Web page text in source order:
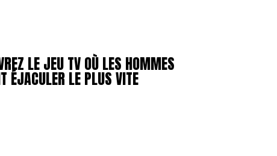
LE JEU TV OÙ LES HOMMES
ÉJACULER LE PLUS VITE